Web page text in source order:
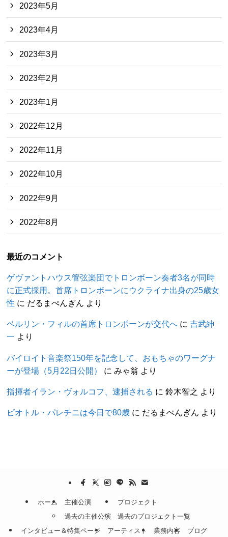
2023年5月
2023年4月
2023年3月
2023年2月
2023年1月
2022年12月
2022年11月
2022年10月
2022年9月
2022年8月
最近のコメント
ゲヴァントハウス管弦楽団でトロンボーン奏者3名が同時
に正式採用。首席トロンボーンにウクライナ出身の25歳女
性 に だるまぺんぎん より
ベルリン・フィルの首席トロンボーンが交代へ に吉武紳
一 より
バイロイト音楽祭150年を記念して、おもちゃのワーグナ
ーが登場（5月22日公開）
に みゃ翁 より
指揮者イラン・ヴォルコフ、逮捕される に鈴木智之 より
ピオトル・パレチニは今日で80歳 に だるまぺんぎん より
ホーム
主催公演
過去の主催公演
プロジェクト
過去のプロジェクト一覧
インタビュー＆特集ページ
アーティスト 業務内容 ブログ